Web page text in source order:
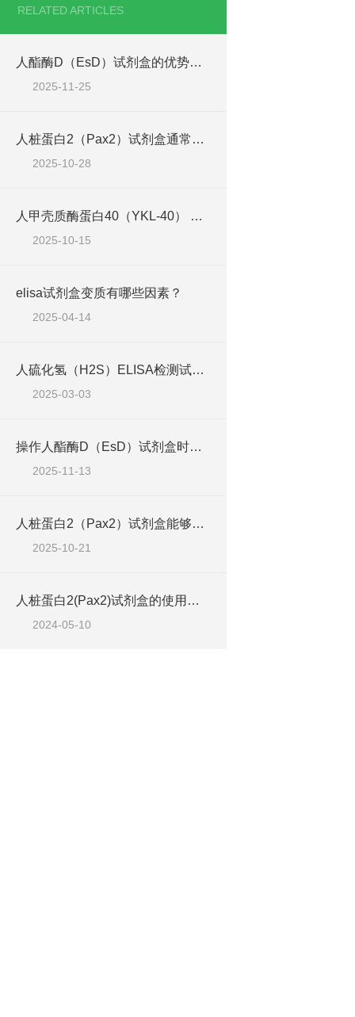
RELATED ARTICLES
人酯酶D（EsD）试剂盒的优势主要体现在这些方面！
2025-11-25
人桩蛋白2（Pax2）试剂盒通常采用了酶联免疫吸附试验技术
2025-10-28
人甲壳质酶蛋白40（YKL-40） ELISA检测试剂盒说明书
2025-10-15
elisa试剂盒变质有哪些因素？
2025-04-14
人硫化氢（H2S）ELISA检测试剂盒工作原理
2025-03-03
操作人酯酶D（EsD）试剂盒时应该注意的几个要点
2025-11-13
人桩蛋白2（Pax2）试剂盒能够准确地识别并结合目标抗原
2025-10-21
人桩蛋白2(Pax2)试剂盒的使用须知
2024-05-10